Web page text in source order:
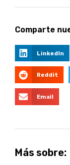
Comparte
LinkedIn
Reddit
Email
Más sobre: